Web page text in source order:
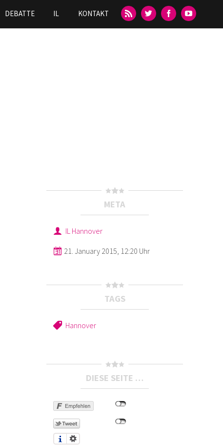
DEBATTE IL KONTAKT
META
IL Hannover
21. January 2015, 12:20 Uhr
TAGS
Hannover
DIESE SEITE …